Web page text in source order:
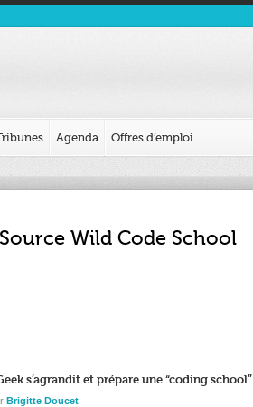
Agenda Offres d’emploi
Wild Code School
s’agrandit et prépare une “coding school”
Brigitte Doucet